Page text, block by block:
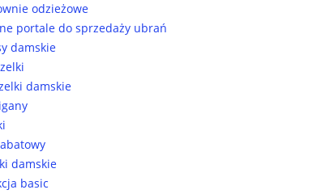
odzieżowe
portale do sprzedaży ubrań
damskie
damskie
damskie
basic